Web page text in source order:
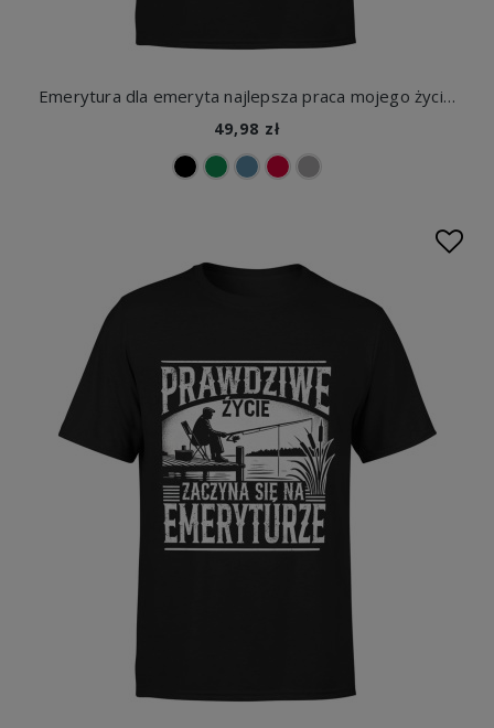
Emerytura dla emeryta najlepsza praca mojego życia Męska koszulka
49,98 zł